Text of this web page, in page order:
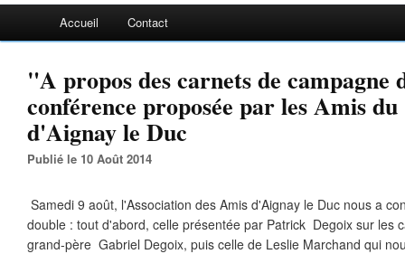
Accueil Contact
"A propos des carnets de campagne
conférence proposée par les Amis
d'Aignay le Duc
Publié le 10 Août 2014
Samedi 9 août, l'Association des Amis d'Aignay le Duc nous a
double : tout d'abord, celle présentée par Patrick Degoix sur les
grand-père Gabriel Degoix, puis celle de Leslie Marchand qui